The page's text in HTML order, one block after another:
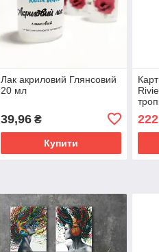
Лак акриловий Глянсовий
20 мл
39,96₴
Купити